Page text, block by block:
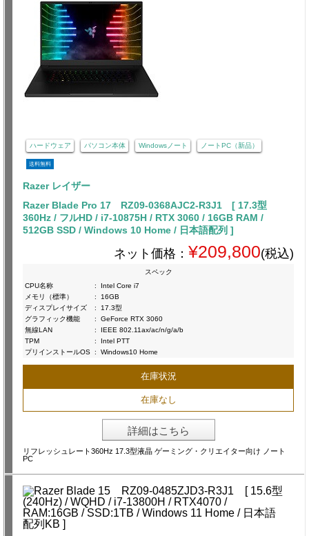
ハードウェア パソコン本体 Windowsノート ノートPC（新品）
送料無料
Razer レイザー
Razer Blade Pro 17 RZ09-0368AJC2-R3J1 [ 17.3型
360Hz / フルHD / i7-10875H / RTX 3060 / 16GB RAM /
512GB SSD / Windows 10 Home / 日本語配列 ]
ネット価格： ¥209,800(税込)
スペック
CPU名称
:
Intel Core i7
メモリ（標準）
:
16GB
ディスプレイサイズ
:
17.3型
グラフィック機能
:
GeForce RTX 3060
無線LAN
:
IEEE 802.11ax/ac/n/g/a/b
TPM
:
Intel PTT
プリインストールOS : Windows10 Home
在庫状況
在庫なし
詳細はこちら
リフレッシュレート360Hz 17.3型液晶 ゲーミング・クリエイター向け ノート
PC